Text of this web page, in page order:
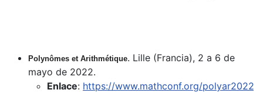
Polynômes et Arithmétique. Lille (Francia), 2 a 6 de
mayo de 2022.
Enlace: https://www.mathconf.org/polyar2022